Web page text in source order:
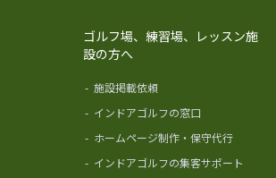
ゴルフ場、練習場、レッスン施
設の方へ
- 施設掲載依頼
- インドアゴルフの窓口
- ホームページ制作・保守代行
- インドアゴルフの集客サポート